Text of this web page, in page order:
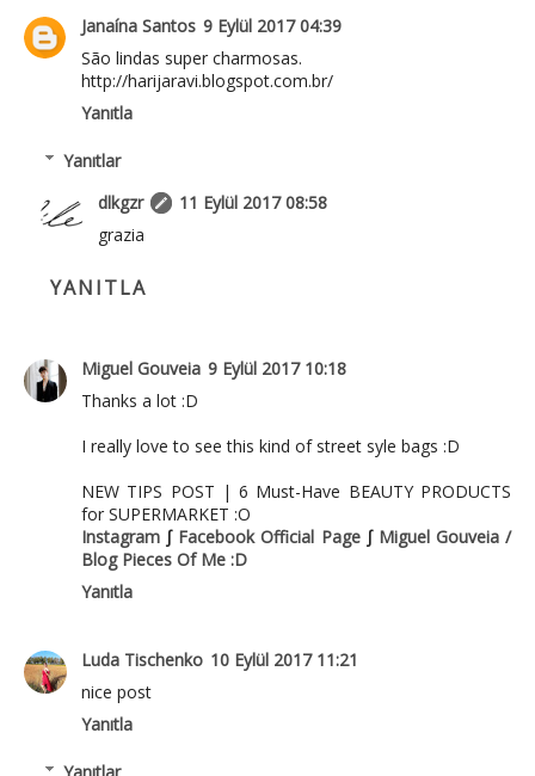
Janaína Santos 9 Eylül 2017 04:39
São lindas super charmosas.
http://harijaravi.blogspot.com.br/
Yanıtla
Yanıtlar
dlkgzr
11 Eylül 2017 08:58
grazia
YANITLA
Miguel Gouveia 9 Eylül 2017 10:18
Thanks a lot :D
I really love to see this kind of street syle bags :D
NEW TIPS POST | 6 Must-Have BEAUTY PRODUCTS
for SUPERMARKET :O
Instagram ∫ Facebook Official Page∫ Miguel Gouveia /
Blog Pieces Of Me :D
Yanıtla
Luda Tischenko 10 Eylül 2017 11:21
nice post
Yanıtla
Yanıtlar